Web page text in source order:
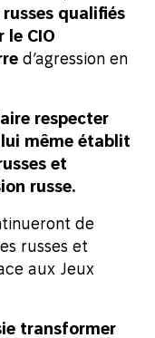
qualifiés
le CIO
d’agression en
respecter
même établit
et
russe.
de
russes et
aux Jeux
transformer